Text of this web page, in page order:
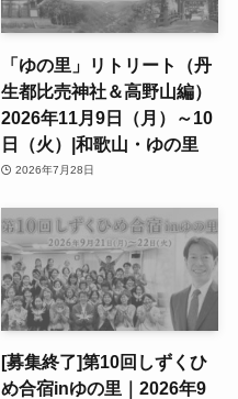
「ゆの里」リトリート（丹
生都比売神社＆高野山編）
2026年11月9日（月）～10
日（火）|和歌山・ゆの里
2026年7月28日
[募集終了]第10回しずくひ
め合宿inゆの里｜2026年9